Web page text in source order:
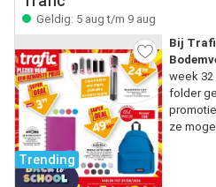
Geldig: 5 aug t/m 9 aug
Trending
Bij
week 32
folder
ze